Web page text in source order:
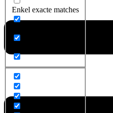
Enkel exacte matches